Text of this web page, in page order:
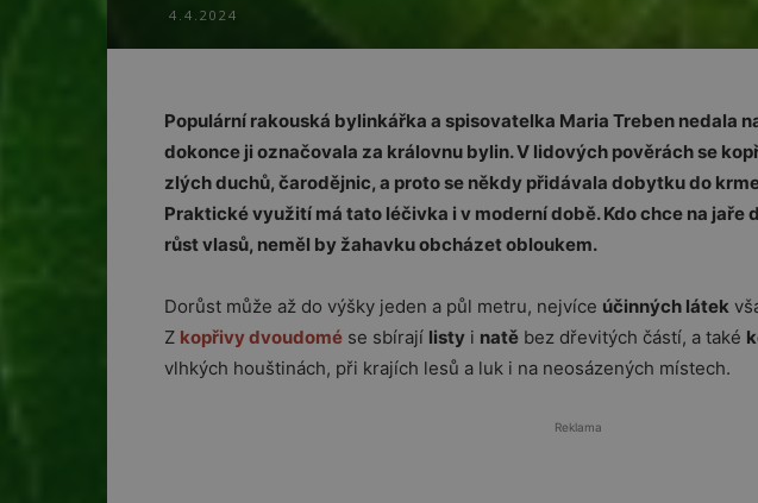
4.4.2024
Populární rakouská bylinkářka a spisovatelka Maria Treben nedala
dokonce ji označovala za královnu bylin. V lidových pověrách se
zlých duchů, čarodějnic, a proto se někdy přidávala dobytku do
Praktické využití má tato léčivka i v moderní době. Kdo chce na
růst vlasů, neměl by žahavku obcházet obloukem.
Dorůst může až do výšky jeden a půl metru, nejvíce účinných látek
Z kopřivy dvoudomé se sbírají listy i natě bez dřevitých částí, a také
vlhkých houštinách, při krajích lesů a luk i na neosázených místech.
Reklama